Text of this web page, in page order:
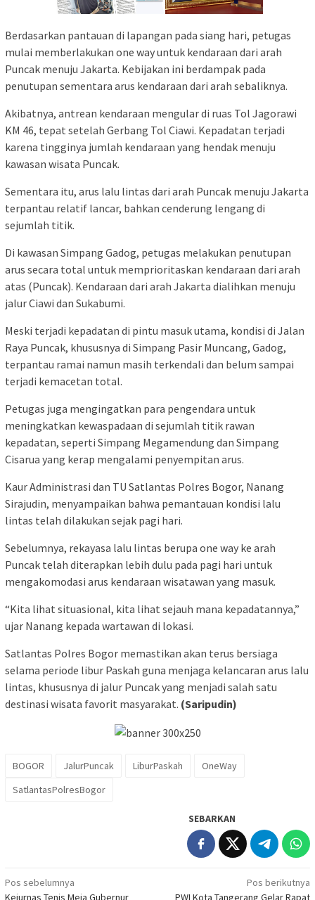
Berdasarkan pantauan di lapangan pada siang hari, petugas
mulai memberlakukan one way untuk kendaraan dari arah
Puncak menuju Jakarta. Kebijakan ini berdampak pada
penutupan sementara arus kendaraan dari arah sebaliknya.
Akibatnya, antrean kendaraan mengular di ruas Tol Jagorawi
KM 46, tepat setelah Gerbang Tol Ciawi. Kepadatan terjadi
karena tingginya jumlah kendaraan yang hendak menuju
kawasan wisata Puncak.
Sementara itu, arus lalu lintas dari arah Puncak menuju Jakarta
terpantau relatif lancar, bahkan cenderung lengang di
sejumlah titik.
Di kawasan Simpang Gadog, petugas melakukan penutupan
arus secara total untuk memprioritaskan kendaraan dari arah
atas (Puncak). Kendaraan dari arah Jakarta dialihkan menuju
jalur Ciawi dan Sukabumi.
Meski terjadi kepadatan di pintu masuk utama, kondisi di Jalan
Raya Puncak, khususnya di Simpang Pasir Muncang, Gadog,
terpantau ramai namun masih terkendali dan belum sampai
terjadi kemacetan total.
Petugas juga mengingatkan para pengendara untuk
meningkatkan kewaspadaan di sejumlah titik rawan
kepadatan, seperti Simpang Megamendung dan Simpang
Cisarua yang kerap mengalami penyempitan arus.
Kaur Administrasi dan TU Satlantas Polres Bogor, Nanang
Sirajudin, menyampaikan bahwa pemantauan kondisi lalu
lintas telah dilakukan sejak pagi hari.
Sebelumnya, rekayasa lalu lintas berupa one way ke arah
Puncak telah diterapkan lebih dulu pada pagi hari untuk
mengakomodasi arus kendaraan wisatawan yang masuk.
“Kita lihat situasional, kita lihat sejauh mana kepadatannya,”
ujar Nanang kepada wartawan di lokasi.
Satlantas Polres Bogor memastikan akan terus bersiaga
selama periode libur Paskah guna menjaga kelancaran arus lalu
lintas, khususnya di jalur Puncak yang menjadi salah satu
destinasi wisata favorit masyarakat. (Saripudin)
BOGOR JalurPuncak LiburPaskah
OneWay
SatlantasPolresBogor
SEBARKAN
Navigasi
Pos sebelumnya
Kejurnas Tenis Meja Gubernur
Pos berikutnya
PWI Kota Tangerang Gelar Rapat